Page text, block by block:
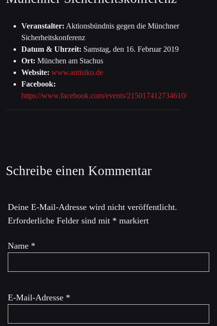
Veranstalter: Aktionsbündnis gegen die Münchner
Sicherheitskonferenz
Datum & Uhrzeit: Samstag, den 16. Februar 2019
Ort: München am Stachus
Website: www.antisiko.de
Facebook:
https://www.facebook.com/events/215017412734610/
Schreibe einen Kommentar
Deine E-Mail-Adresse wird nicht veröffentlicht.
Erforderliche Felder sind mit * markiert
Name *
E-Mail-Adresse *